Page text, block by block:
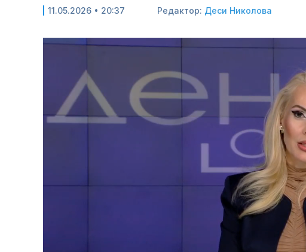
11.05.2026 • 20:37 Редактор: Деси Николова